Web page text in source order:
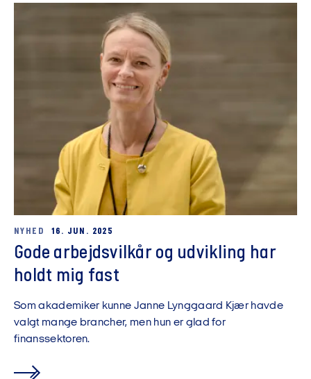
NYHED 16. JUN. 2025
Gode arbejdsvilkår og udvikling har
holdt mig fast
Som akademiker kunne Janne Lynggaard Kjær havde
valgt mange brancher, men hun er glad for
finanssektoren.